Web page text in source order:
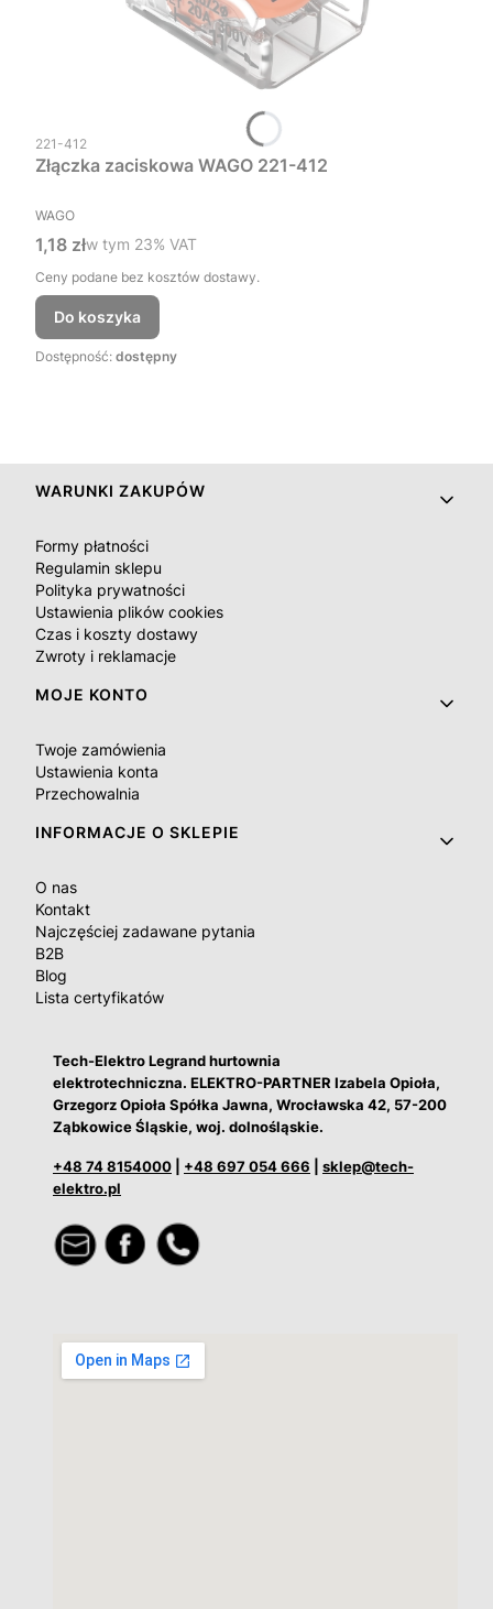
Kod produktu
221-412
Złączka zaciskowa WAGO 221-412
PRODUCENT
WAGO
Cena brutto
1,18 złw tym %s VAT
w tym 23% VAT
Ceny podane bez kosztów dostawy.
Do koszyka
Dostępność: dostępny
Linki w stopce
WARUNKI ZAKUPÓW
Formy płatności
Regulamin sklepu
Polityka prywatności
Ustawienia plików cookies
Czas i koszty dostawy
Zwroty i reklamacje
MOJE KONTO
Twoje zamówienia
Ustawienia konta
Przechowalnia
INFORMACJE O SKLEPIE
O nas
Kontakt
Najczęściej zadawane pytania
B2B
Blog
Lista certyfikatów
Tech-Elektro Legrand hurtownia
elektrotechniczna. ELEKTRO-PARTNER Izabela Opioła,
Grzegorz Opioła Spółka Jawna, Wrocławska 42, 57-200
Ząbkowice Śląskie, woj. dolnośląskie.
+48 74 8154000 +48 697 054 666
sklep@tech-
elektro.pl